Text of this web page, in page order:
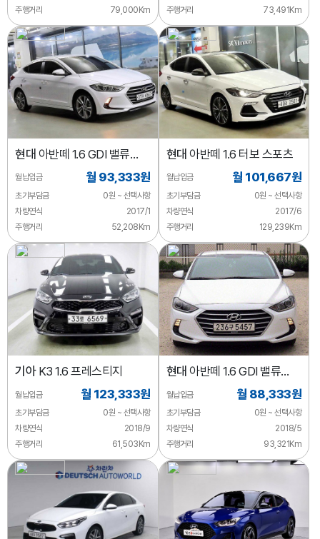
주행거리
79,000Km
주행거리
73,491Km
현대 아반떼 1.6 GDI 밸류
플러스
월납입금 월 93,333원
초기부담금
0원 ~ 선택사항
차량연식
2017/1
주행거리
52,208Km
현대 아반떼 1.6 터보 스포츠
월납입금 월 101,667원
초기부담금
0원 ~ 선택사항
차량연식
2017/6
주행거리
129,239Km
기아K3 1.6 프레스티지
월납입금 월 123,333원
초기부담금
0원 ~ 선택사항
차량연식
2018/9
주행거리
61,503Km
현대 아반떼 1.6 GDI 밸류
플러스
월납입금 월 88,333원
초기부담금
0원 ~ 선택사항
차량연식
2018/5
주행거리
93,321Km